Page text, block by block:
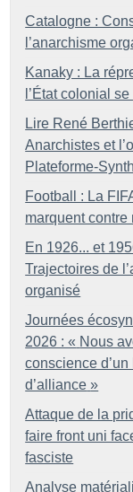
Catalogne :
l’anarchisme
Kanaky : La
l’État colonial
Lire René
Anarchistes et
Plateforme-
Football : La
marquent contre
En 1926... et
Trajectoires de
organisé
Journées
2026 : « Nous
conscience d’un
d’alliance »
Attaque de la
faire front uni
fasciste
Analyse